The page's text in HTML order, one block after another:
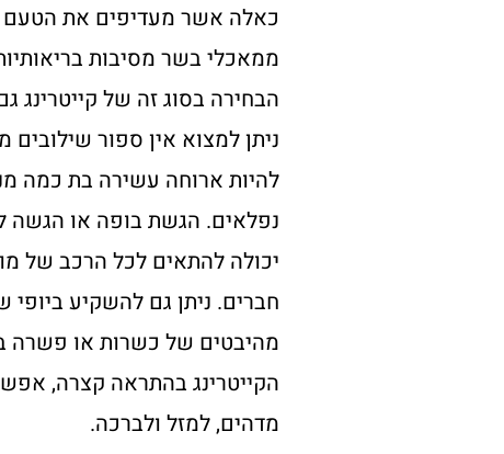
כאלה אשר מעדיפים את הטעם
ממאכלי בשר מסיבות
הבחירה בסוג זה של קייטרינג
ניתן למצוא אין ספור שילובים
להיות ארוחה עשירה בת כמה
נפלאים. הגשת בופה או הגשה
יכולה להתאים לכל הרכב של
חברים. ניתן גם להשקיע ביופי
מהיבטים של כשרות או פשרה
הקייטרינג בהתראה קצרה,
מדהים, למזל ולברכה.